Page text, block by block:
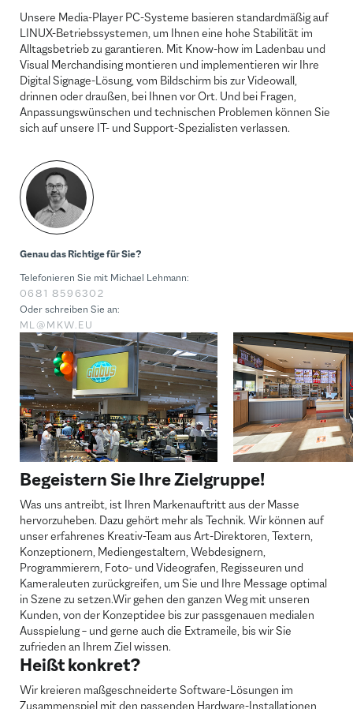
Unsere Media-Player PC-Systeme basieren standardmäßig auf
LINUX-Betriebssystemen, um Ihnen eine hohe Stabilität im
Alltagsbetrieb zu garantieren. Mit Know-how im Ladenbau und
Visual Merchandising montieren und implementieren wir Ihre
Digital Signage-Lösung, vom Bildschirm bis zur Videowall,
drinnen oder draußen, bei Ihnen vor Ort. Und bei Fragen,
Anpassungswünschen und technischen Problemen können Sie
sich auf unsere IT- und Support-Spezialisten verlassen.
Genau das Richtige für Sie?
Telefonieren Sie mit Michael Lehmann:
0681 8596302
Oder schreiben Sie an:
ML@MKW.EU
Begeistern Sie Ihre Zielgruppe!
Was uns antreibt, ist Ihren Markenauftritt aus der Masse
hervorzuheben. Dazu gehört mehr als Technik. Wir können auf
unser erfahrenes Kreativ-Team aus Art-Direktoren, Textern,
Konzeptionern, Mediengestaltern, Webdesignern,
Programmierern, Foto- und Videografen, Regisseuren und
Kameraleuten zurückgreifen, um Sie und Ihre Message optimal
in Szene zu setzen.Wir gehen den ganzen Weg mit unseren
Kunden, von der Konzeptidee bis zur passgenauen medialen
Ausspielung – und gerne auch die Extrameile, bis wir Sie
zufrieden an Ihrem Ziel wissen.
Heißt konkret?
Wir kreieren maßgeschneiderte Software-Lösungen im
Zusammenspiel mit den passenden Hardware-Installationen,